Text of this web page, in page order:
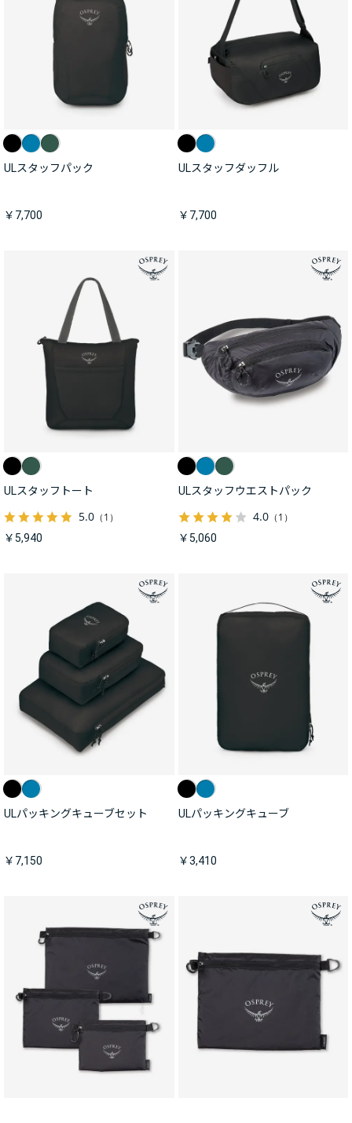
ULスタッフパック
￥7,700
ULスタッフダッフル
￥7,700
ULスタッフトート
5.0 （1）
￥5,940
ULスタッフウエストパック
4.0（1）
￥5,060
ULパッキングキューブセット
￥7,150
ULパッキングキューブ
￥3,410